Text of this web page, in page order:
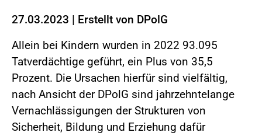
27.03.2023 | Erstellt von DPolG
Allein bei Kindern wurden in 2022 93.095
Tatverdächtige geführt, ein Plus von 35,5
Prozent. Die Ursachen hierfür sind vielfältig,
nach Ansicht der DPolG sind jahrzehntelange
Vernachlässigungen der Strukturen von
Sicherheit, Bildung und Erziehung dafür